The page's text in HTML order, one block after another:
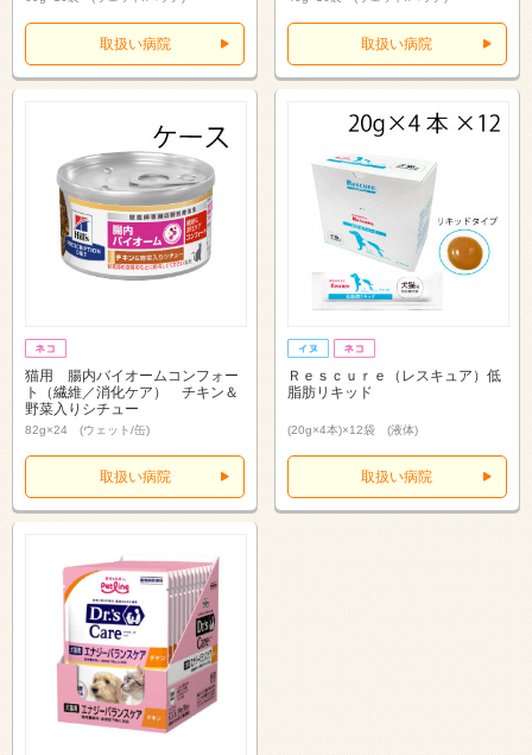
取扱い病院 取扱い病院
猫用 腸内バイオームコンフォー
ト（繊維／消化ケア） チキン＆
野菜入りシチュー
82g×24 (ウェット/缶)
取扱い病院
Ｒｅｓｃｕｒｅ（レスキュア）低
脂肪リキッド
(20g×4本)×12袋 (液体)
取扱い病院